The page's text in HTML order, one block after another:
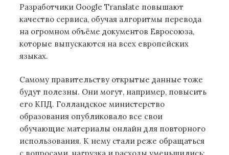
Разработчики Google Translate повышают
качество сервиса, обучая алгоритмы перевода
на огромном объёме документов Евросоюза,
которые выпускаются на всех европейских
языках.
Самому правительству открытые данные тоже
будут полезны. Они могут, например, повысить
его КПД. Голландское министерство
образования опубликовало все свои
обучающие материалы онлайн для повторного
использования. К нему стали реже обращаться